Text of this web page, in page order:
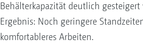
Behälterkapazität deutlich
Ergebnis: Noch geringere
komfortableres Arbeiten.